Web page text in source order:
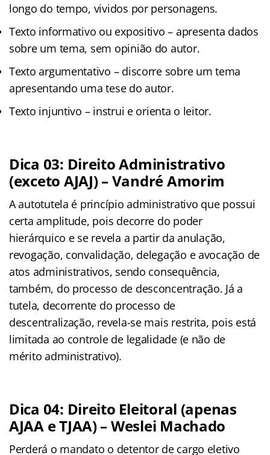
longo do tempo, vividos por personagens.
Texto informativo ou expositivo – apresenta dados
sobre um tema, sem opinião do autor.
Texto argumentativo – discorre sobre um tema
apresentando uma tese do autor.
Texto injuntivo – instrui e orienta o leitor.
Dica 03: Direito Administrativo
(exceto AJAJ) – Vandré Amorim
A autotutela é princípio administrativo que possui
certa amplitude, pois decorre do poder
hierárquico e se revela a partir da anulação,
revogação, convalidação, delegação e avocação de
atos administrativos, sendo consequência,
também, do processo de desconcentração. Já a
tutela, decorrente do processo de
descentralização, revela-se mais restrita, pois está
limitada ao controle de legalidade (e não de
mérito administrativo).
Dica 04: Direito Eleitoral (apenas
AJAA e TJAA) – Weslei Machado
Perderá o mandato o detentor de cargo eletivo